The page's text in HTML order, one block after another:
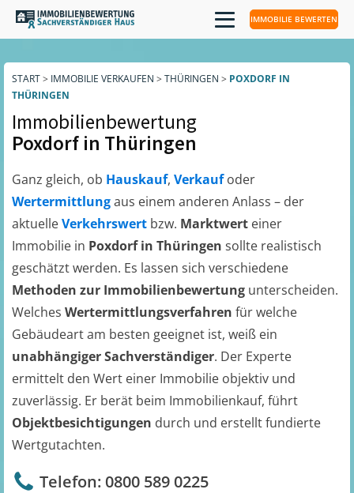
IMMOBILIE BEWERTEN
START> IMMOBILIE VERKAUFEN > THÜRINGEN > POXDORF IN
THÜRINGEN
Immobilienbewertung
Poxdorf in Thüringen
Ganz gleich, ob Hauskauf, Verkaufoder
Wertermittlungaus einem anderen Anlass – der
aktuelleVerkehrswert bzw. Marktwert einer
Immobilie in Poxdorf in Thüringen sollte realistisch
geschätzt werden. Es lassen sich verschiedene
Methoden zur Immobilienbewertung unterscheiden.
Welches Wertermittlungsverfahren für welche
Gebäudeart am besten geeignet ist, weiß ein
unabhängiger Sachverständiger. Der Experte
ermittelt den Wert einer Immobilie objektiv und
zuverlässig. Er berät beim Immobilienkauf, führt
Objektbesichtigungen durch und erstellt fundierte
Wertgutachten.
Telefon: 0800 589 0225